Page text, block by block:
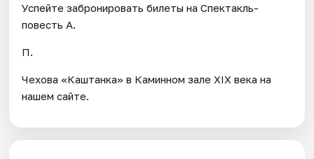
Успейте забронировать билеты на Спектакль-
повесть А.
П.
Чехова «Каштанка» в Каминном зале ХIX века на
нашем сайте.